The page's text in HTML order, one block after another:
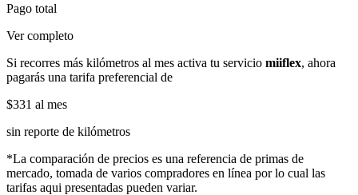
Pago total
Ver completo
Si recorres más kilómetros al mes activa tu servicio miiflex, ahora
pagarás una tarifa preferencial de
$331 al mes
sin reporte de kilómetros
*La comparación de precios es una referencia de primas de
mercado, tomada de varios compradores en línea por lo cual las
tarifas aqui presentadas pueden variar.